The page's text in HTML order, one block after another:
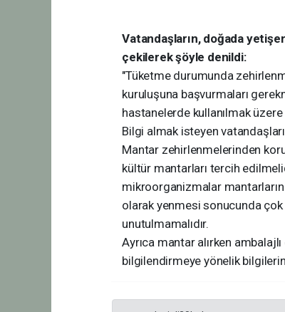
Vatandaşların, doğada
çekilerek şöyle denildi:
"Tüketme durumunda
kuruluşuna başvurmaları
hastanelerde kullanılmak
Bilgi almak isteyen
Mantar zehirlenmelerinden
kültür mantarları tercih
mikroorganizmalar
olarak yenmesi sonucunda
unutulmamalıdır.
Ayrıca mantar alırken
bilgilendirmeye yönelik